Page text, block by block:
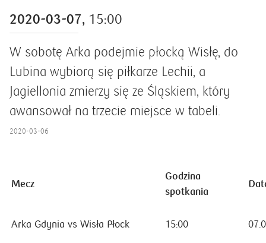
2020-03-07, 15:00
W sobotę Arka podejmie płocką Wisłę, do
Lubina wybiorą się piłkarze Lechii, a
Jagiellonia zmierzy się ze Śląskiem, który
awansował na trzecie miejsce w tabeli.
2020-03-06
Mecz
Godzina
spotkania
Arka Gdynia vs Wisła Płock 15:00